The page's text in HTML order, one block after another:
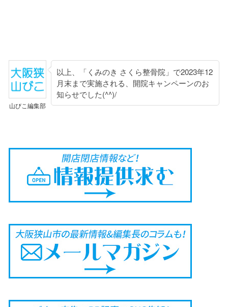
山びこ編集部
以上、「くみのき さくら整骨院」で2023年12
月末まで実施される、開院キャンペーンのお
知らせでした(^^)/